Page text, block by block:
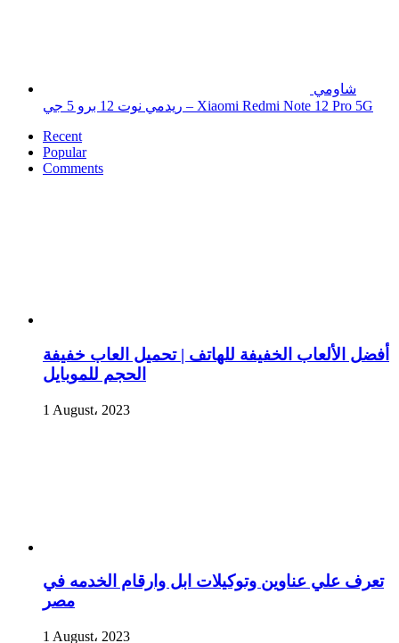
شاومي
ريدمي نوت 12 برو 5 جي – Xiaomi Redmi Note 12 Pro 5G
Recent
Popular
Comments
أفضل الألعاب الخفيفة للهاتف | تحميل العاب خفيفة
الحجم للموبايل
1 August، 2023
تعرف علي عناوين وتوكيلات ابل وارقام الخدمه في
مصر
1 August، 2023